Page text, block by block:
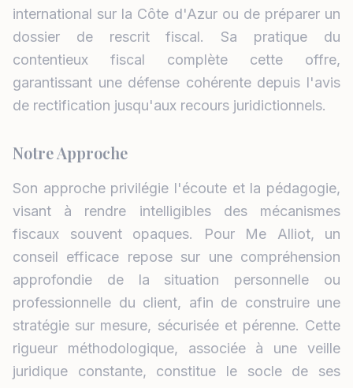
international sur la Côte d'Azur ou de préparer un
dossier de rescrit fiscal. Sa pratique du
contentieux fiscal complète cette offre,
garantissant une défense cohérente depuis l'avis
de rectification jusqu'aux recours juridictionnels.
Notre Approche
Son approche privilégie l'écoute et la pédagogie,
visant à rendre intelligibles des mécanismes
fiscaux souvent opaques. Pour Me Alliot, un
conseil efficace repose sur une compréhension
approfondie de la situation personnelle ou
professionnelle du client, afin de construire une
stratégie sur mesure, sécurisée et pérenne. Cette
rigueur méthodologique, associée à une veille
juridique constante, constitue le socle de ses